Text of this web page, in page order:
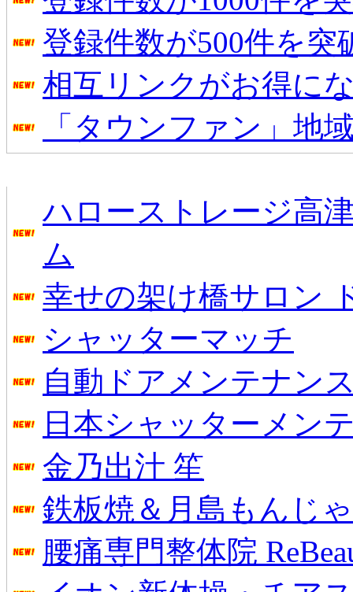
登録件数が500件を突
相互リンクがお得に
「タウンファン」地
ハローストレージ高
ム
幸せの架け橋サロン
シャッターマッチ
自動ドアメンテナン
日本シャッターメン
金乃出汁 笙
鉄板焼＆月島もんじ
腰痛専門整体院